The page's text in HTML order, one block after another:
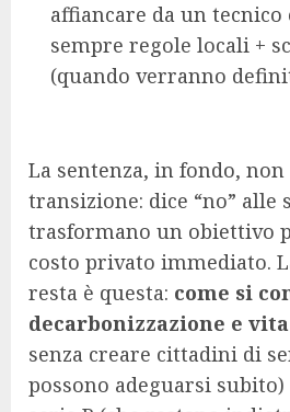
affiancare da un
sempre regole locali +
(quando verranno
La sentenza, in fondo, non
transizione: dice “no” alle
trasformano un obiettivo
costo privato immediato.
resta è questa: come si
decarbonizzazione e
senza creare cittadini di
possono adeguarsi